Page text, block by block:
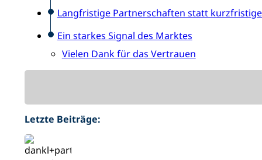
Langfristige Partnerschaften statt
Ein starkes Signal des Marktes
Vielen Dank für das Vertrauen
Letzte Beiträge: